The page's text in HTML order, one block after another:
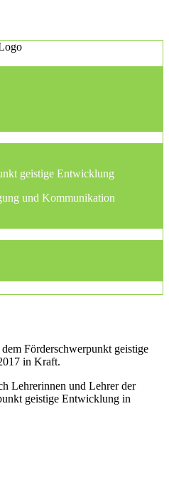
geistige Entwicklung
und Kommunikation
Förderschwerpunkt geistige
in Kraft.
Lehrerinnen und Lehrer der
geistige Entwicklung in